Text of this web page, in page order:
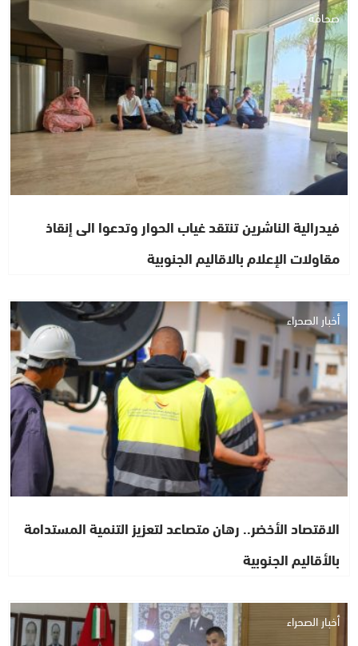
صحافة
فيدرالية الناشرين تنتقد غياب الحوار وتدعوا الى إنقاذ
مقاولات الإعلام بالاقاليم الجنوبية
أخبار الصحراء
الاقتصاد الأخضر.. رهان متصاعد لتعزيز التنمية المستدامة
بالأقاليم الجنوبية
أخبار الصحراء